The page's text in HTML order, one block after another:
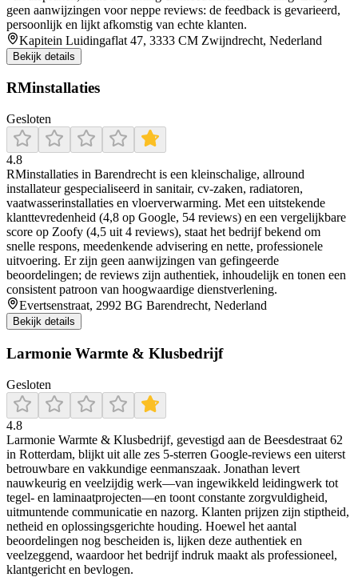
geen aanwijzingen voor neppe reviews: de feedback is gevarieerd,
persoonlijk en lijkt afkomstig van echte klanten.
Kapitein Luidingaflat 47, 3333 CM Zwijndrecht, Nederland
Bekijk details
RMinstallaties
Gesloten
4.8
RMinstallaties in Barendrecht is een kleinschalige, allround
installateur gespecialiseerd in sanitair, cv‑zaken, radiatoren,
vaatwasserinstallaties en vloerverwarming. Met een uitstekende
klanttevredenheid (4,8 op Google, 54 reviews) en een vergelijkbare
score op Zoofy (4,5 uit 4 reviews), staat het bedrijf bekend om
snelle respons, meedenkende advisering en nette, professionele
uitvoering. Er zijn geen aanwijzingen van gefingeerde
beoordelingen; de reviews zijn authentiek, inhoudelijk en tonen een
consistent patroon van hoogwaardige dienstverlening.
Evertsenstraat, 2992 BG Barendrecht, Nederland
Bekijk details
Larmonie Warmte & Klusbedrijf
Gesloten
4.8
Larmonie Warmte & Klusbedrijf, gevestigd aan de Beesdestraat 62
in Rotterdam, blijkt uit alle zes 5‑sterren Google‑reviews een uiterst
betrouwbare en vakkundige eenmanszaak. Jonathan levert
nauwkeurig en veelzijdig werk—van ingewikkeld leidingwerk tot
tegel‐ en laminaatprojecten—en toont constante zorgvuldigheid,
uitmuntende communicatie en nazorg. Klanten prijzen zijn stiptheid,
netheid en oplossingsgerichte houding. Hoewel het aantal
beoordelingen nog bescheiden is, lijken deze authentiek en
veelzeggend, waardoor het bedrijf indruk maakt als professioneel,
klantgericht en bevlogen.